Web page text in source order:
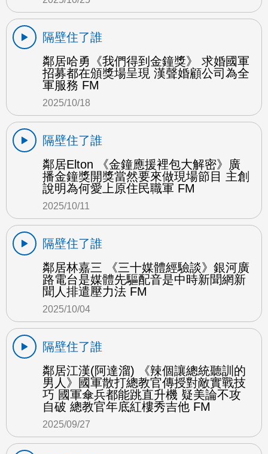
隔壁住了誰
鄰居哈勇《我們得到金鐘獎》 求婚國軍
招募都在頒獎場呈現 漢聲婚顧公司為全
軍服務 FM
2025/10/18
隔壁住了誰
鄰居Elton 《金鐘應援裡包大解密》廣
播金鐘獎開獎當然要來做現場節目 主創
說明為何愛上原住民職軍 FM
2025/10/11
隔壁住了誰
鄰居林嘉三 《三十媒體經驗談》銀河廣
路電台是媒體先驅配音是中時新聞網新
聞人排遣壓力法 FM
2025/10/04
隔壁住了誰
鄰居江漢(阿達溜) 《辣個讓總統聽訓的
男人》國軍散打總教官傳授對敵實戰技
巧 國軍傘兵都能跳直升機 疑美論不攻
自破 總教官年底紅樓秀吉他 FM
2025/09/27